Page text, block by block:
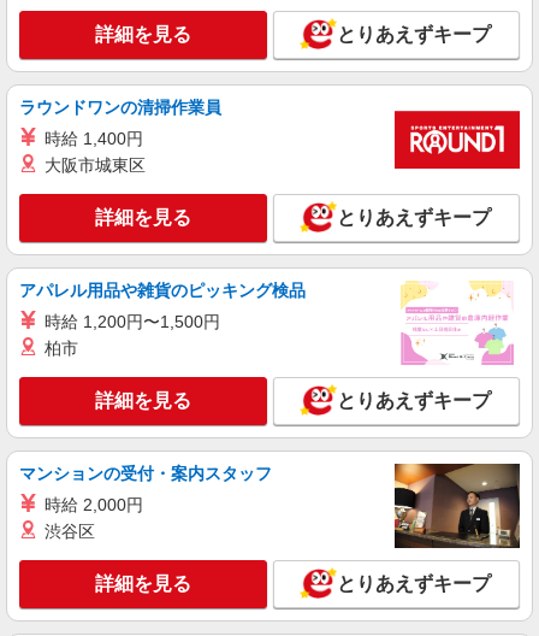
キープ 詳細を見る
詳細を見る とりあえずキープ
ラウンドワンの清掃作業員
時給 1,400円
大阪市城東区
詳細を見る とりあえずキープ
アパレル用品や雑貨のピッキング検品
時給 1,200円〜1,500円
柏市
詳細を見る とりあえずキープ
マンションの受付・案内スタッフ
時給 2,000円
渋谷区
詳細を見る とりあえずキープ